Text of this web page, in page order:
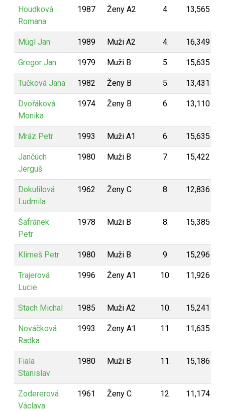
Houdková
Romana
1987 Ženy A2 4. 13,565
Mügl Jan 1989 Muži A2 4. 16,349
Gregor Jan 1979 Muži B 5. 15,635
Tučková Jana 1982 Ženy B 5. 13,431
Dvořáková
Monika
1974 Ženy B 6. 13,110
Mráz Petr 1993 Muži A1 6. 15,635
Jančúch
Jerguš
1980 Muži B 7. 15,422
Dokulilová
Ludmila
1962 Ženy C 8. 12,836
Šafránek
Petr
1978 Muži B 8. 15,385
Klimeš Petr 1980 Muži B 9. 15,296
Trajerová
Lucie
1996 Ženy A1 10. 11,926
Stach Michal 1985 Muži A2 10. 15,241
Nováčková
Radka
1993 Ženy A1 11. 11,635
Fiala
Stanislav
1980 Muži B 11. 15,186
Zodererová
Václava
1961 Ženy C 12. 11,174